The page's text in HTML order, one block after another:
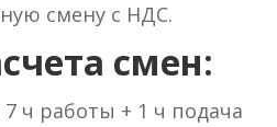
смену с НДС.
смен:
ч работы + 1 ч подача